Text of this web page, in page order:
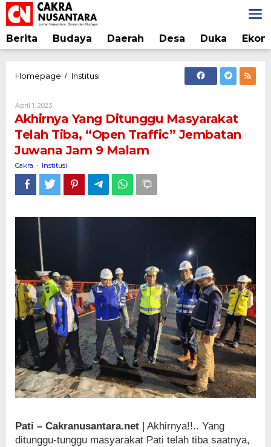
Lewati
ke
konten
Berita Budaya Daerah Desa Duka
Homepage / InstitusiAkhirnya
Masyarakat
Telah
Tiba,
"Open
Jembatan
Juwana
Jam
April 1, 2023Oleh
Akhirnya Yang Ditunggu Masyarakat
Telah Tiba, “Open Traffic” Jembatan
Juwana Jam 9 Malam
Cakra - Institusi
Pati – Cakranusantara.net | Akhirnya!!.. Yang
ditunggu-tunggu masyarakat Pati telah tiba saatnya,